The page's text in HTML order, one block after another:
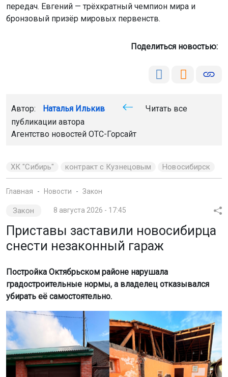
передач. Евгений — трёхкратный чемпион мира и
бронзовый призёр мировых первенств.
Поделиться новостью:
Автор: Наталья Илькив
Читать все
публикации автора
Агентство новостей ОТС-Горсайт
ХК "Сибирь" контракт с Кузнецовым Новосибирск
Главная Новости Закон
Закон 8 августа 2026 - 17:45
Приставы заставили новосибирца
снести незаконный гараж
Постройка Октябрьском районе нарушала
градостроительные нормы, а владелец отказывался
убирать её самостоятельно.